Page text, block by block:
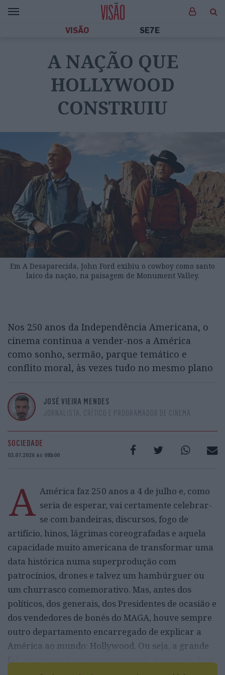
VISÃO SE7E
A NAÇÃO QUE
HOLLYWOOD
CONSTRUIU
Em A Desaparecida, John Ford exibiu o cowboy como santo
laico da nação, na paisagem de Monument Valley.
Nos 250 anos da Independência Americana, o
cinema continua a vender-nos a América
como sonho, sermão, parque temático e
conflito moral, às vezes tudo no mesmo plano
JOSÉ VIEIRA MENDES
JORNALISTA, CRÍTICO E PROGRAMADOR DE CINEMA
SOCIEDADE
03.07.2026 às 08h00
A América faz 250 anos a 4 de julho e, como
seria de esperar, vai certamente celebrar-
se com bandeiras, discursos, fogo de
artifício, hinos, lágrimas coreografadas e aquela
capacidade muito americana de transformar uma
data histórica numa superprodução com
patrocínios, drones e talvez um hambúrguer ou
um churrasco comemorativo. Mas, antes dos
políticos, dos generais, dos Presidentes de ocasião e
dos vendedores de bonés do MAGA, houve sempre
outro departamento encarregado de explicar a
América ao mundo: Hollywood. Ou seja, a grande
fábrica de sonhos que passou mais de um século a